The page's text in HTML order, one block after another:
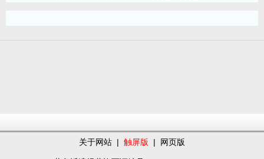
关于网站 | 触屏版 | 网页版